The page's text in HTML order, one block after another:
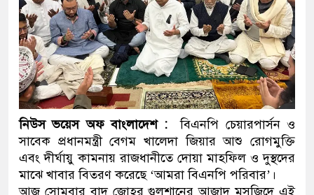
জনগণ পরিবর্তন চেয়েছে
প্রধানমন্ত্রী
মিরপুর মডেল থানার
মাদক কারবারি গ্রেফতার
২৮ লাখ টাকার জাল নোটসহ
থানা পুলিশ
নিউস ভয়েস অফ বাংলাদেশ :বিএনপি চেয়ারপার্সন ও
সাবেক প্রধানমন্ত্রী বেগম খালেদা জিয়ার আশু রোগমুক্তি
এবং দীর্ঘায়ু কামনায় রাজধানীতে দোয়া মাহফিল ও দুস্থদের
মাঝে খাবার বিতরণ করেছে ‘আমরা বিএনপি পরিবার’।
আজ সোমবার বাদ জোহর গুলশানের আজাদ মসজিদে এই